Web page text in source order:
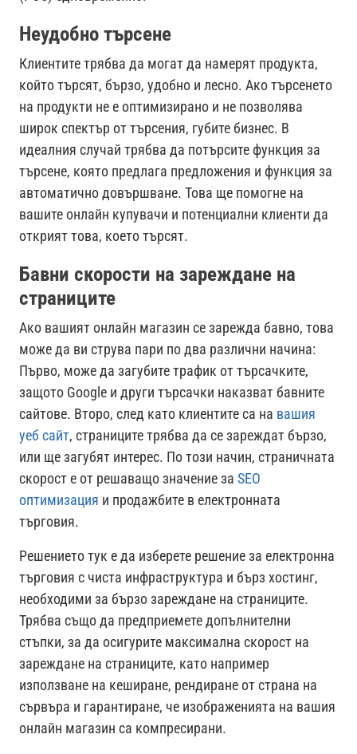
Неудобно търсене
Клиентите трябва да могат да намерят продукта,
който търсят, бързо, удобно и лесно. Ако търсенето
на продукти не е оптимизирано и не позволява
широк спектър от търсения, губите бизнес. В
идеалния случай трябва да потърсите функция за
търсене, която предлага предложения и функция за
автоматично довършване. Това ще помогне на
вашите онлайн купувачи и потенциални клиенти да
открият това, което търсят.
Бавни скорости на зареждане на
страниците
Ако вашият онлайн магазин се зарежда бавно, това
може да ви струва пари по два различни начина:
Първо, може да загубите трафик от търсачките,
защото Google и други търсачки наказват бавните
сайтове. Второ, след като клиентите са на вашия
уеб сайт, страниците трябва да се зареждат бързо,
или ще загубят интерес. По този начин, страничната
скорост е от решаващо значение за SEO
оптимизация и продажбите в електронната
търговия.
Решението тук е да изберете решение за електронна
търговия с чиста инфраструктура и бърз хостинг,
необходими за бързо зареждане на страниците.
Трябва също да предприемете допълнителни
стъпки, за да осигурите максимална скорост на
зареждане на страниците, като например
използване на кеширане, рендиране от страна на
сървъра и гарантиране, че изображенията на вашия
онлайн магазин са компресирани.